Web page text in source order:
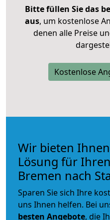
Bitte füllen Sie das
aus, um kostenlose
denen alle Preise
Kostenlose
Wir bieten
Lösung für
Bremen nach
Sparen Sie sich Ihre
uns Ihnen helfen. Bei
besten Angebote, die